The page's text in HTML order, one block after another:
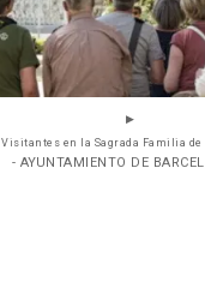
Visitantes en la Sagrada Familia de
- AYUNTAMIENTO DE